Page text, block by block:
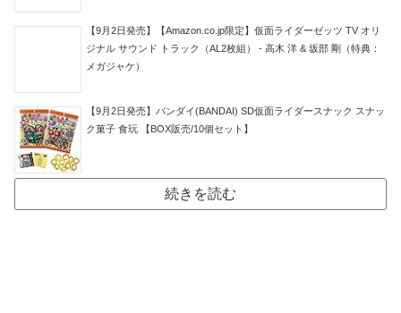
【9月2日発売】【Amazon.co.jp限定】仮面ライダーゼッツ TV オリ
ジナル サウンド トラック（AL2枚組） - 高木 洋 & 坂部 剛（特典：
メガジャケ）
【9月2日発売】バンダイ(BANDAI) SD仮面ライダースナック スナッ
ク菓子 食玩 【BOX販売/10個セット】
続きを読む